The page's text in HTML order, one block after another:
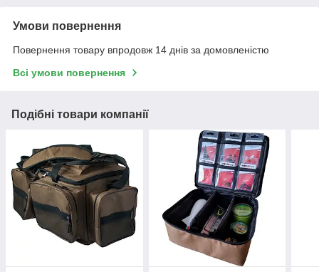
Умови повернення
Повернення товару впродовж 14 днів за домовленістю
Всі умови повернення
Подібні товари компанії